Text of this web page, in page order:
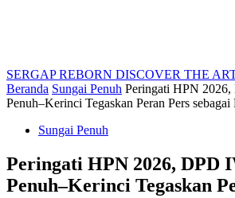
SERGAP REBORN DISCOVER THE
Beranda Sungai Penuh Peringati HPN
Penuh–Kerinci Tegaskan Peran Pers sebagai
Sungai Penuh
Peringati HPN 2026, DPD
Penuh–Kerinci Tegaskan